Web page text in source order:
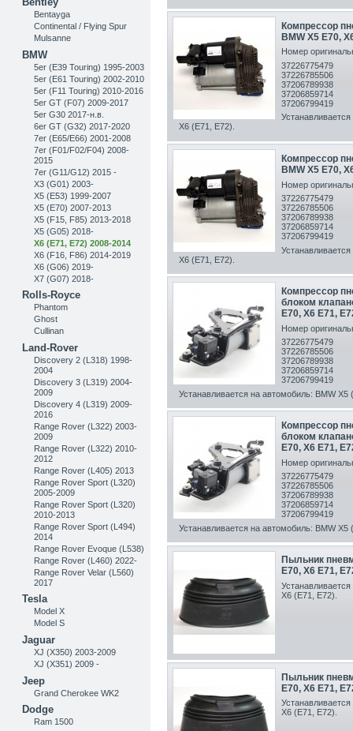
Bentayga
Continental / Flying Spur
Mulsanne
BMW
5er (E39 Touring) 1995-2003
5er (E61 Touring) 2002-2010
5er (F11 Touring) 2010-2016
5er GT (F07) 2009-2017
5er G30 2017-н.в.
6er GT (G32) 2017-2020
7er (E65/E66) 2001-2008
7er (F01/F02/F04) 2008-
2015
7er (G11/G12) 2015 -
X3 (G01) 2003-
X5 (E53) 1999-2007
X5 (E70) 2007-2013
X5 (F15, F85) 2013-2018
X5 (G05) 2018-
X6 (E71, E72) 2008-2014
X6 (F16, F86) 2014-2019
X6 (G06) 2019-
X7 (G07) 2018-
Rolls-Royce
Phantom
Ghost
Cullinan
Land-Rover
Discovery 2 (L318) 1998-
2004
Discovery 3 (L319) 2004-
2009
Discovery 4 (L319) 2009-
2016
Range Rover (L322) 2003-
2009
Range Rover (L322) 2010-
2012
Range Rover (L405) 2013
Range Rover Sport (L320)
2005-2009
Range Rover Sport (L320)
2010-2013
Range Rover Sport (L494)
2014
Range Rover Evoque (L538)
Range Rover (L460) 2022-
Range Rover Velar (L560)
2017
Tesla
Model X
Model S
Jaguar
XJ (X350) 2003-2009
XJ (X351) 2009 -
Jeep
Grand Cherokee WK2
Dodge
Ram 1500
Компрессор
BMW X5 E70,
Номер
37226775479
37226785506
37206789938
37206859714
37206799419
X6 (E71, E72).
Компрессор
BMW X5 E70,
Номер
37226775479
37226785506
37206789938
37206859714
37206799419
X6 (E71, E72).
Компрессор
блоком
E70, X6 E71,
Номер
37226775479
37226785506
37206789938
37206859714
37206799419
Устанавливается на автомобиль: BMW X5
Компрессор
блоком
E70, X6 E71,
Номер
37226775479
37226785506
37206789938
37206859714
37206799419
Устанавливается на автомобиль: BMW X5
Пыльник
E70, X6 E71,
X6 (E71, E72).
Пыльник
E70, X6 E71,
X6 (E71, E72).